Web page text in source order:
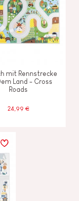
mit Rennstrecke
Land - Cross
Roads
24,99 €